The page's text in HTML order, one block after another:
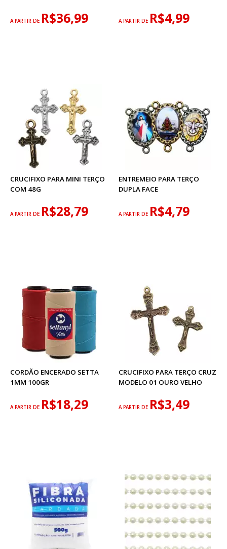
A PARTIR DE R$36,99 A PARTIR DE R$4,99
CRUCIFIXO PARA MINI TERÇO
COM 48G
A PARTIR DE R$28,79
ENTREMEIO PARA TERÇO
DUPLA FACE
A PARTIR DE R$4,79
CORDÃO ENCERADO SETTA
1MM 100GR
A PARTIR DE R$18,29
CRUCIFIXO PARA TERÇO CRUZ
MODELO 01 OURO VELHO
A PARTIR DE R$3,49